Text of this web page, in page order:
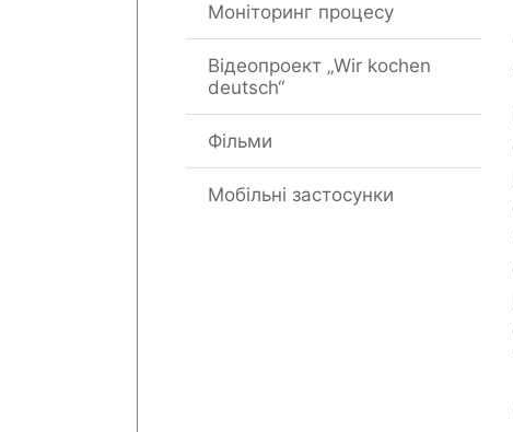
Моніторинг процесу
Відеопроект „Wir kochen
deutsch“
Фільми
Мобільні застосунки